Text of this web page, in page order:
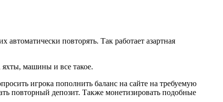
повторять. Так работает азартная
машины и все такое.
игрока пополнить баланс на сайте на требуемую
повторный депозит. Также монетизировать подобные